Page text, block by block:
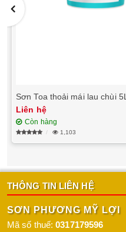
Sơn Toa thoải mái lau chùi 5L
Liên hệ
Còn hàng
1,103
THÔNG TIN LIÊN HỆ
SƠN PHƯƠNG MỸ LỢI
Mã số thuế:0317179596